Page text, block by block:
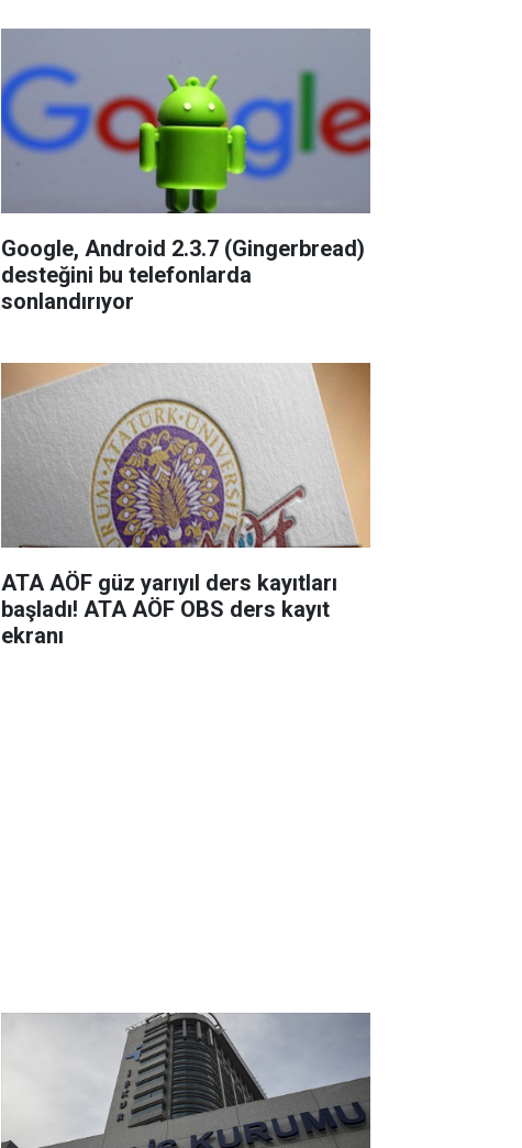
Google, Android 2.3.7 (Gingerbread)
desteğini bu telefonlarda
sonlandırıyor
ATA AÖF güz yarıyıl ders kayıtları
başladı! ATA AÖF OBS ders kayıt
ekranı